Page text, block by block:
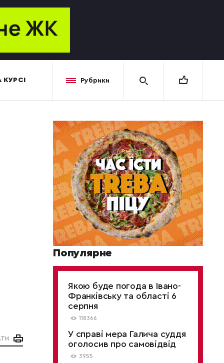
Рубрики
Популярне
Якою буде погода в Івано-
Франківську та області 6
серпня
118366
У справі мера Галича суддя
оголосив про самовідвід
3955